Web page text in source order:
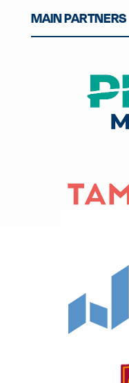
MAIN PARTNERS